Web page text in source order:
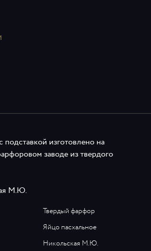
подставкой изготовлено на
заводе из твердого
М.Ю.
Твердый фарфор
Яйцо пасхальное
Никольская М.Ю.